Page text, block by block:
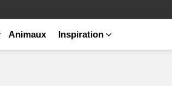
Animaux Inspiration